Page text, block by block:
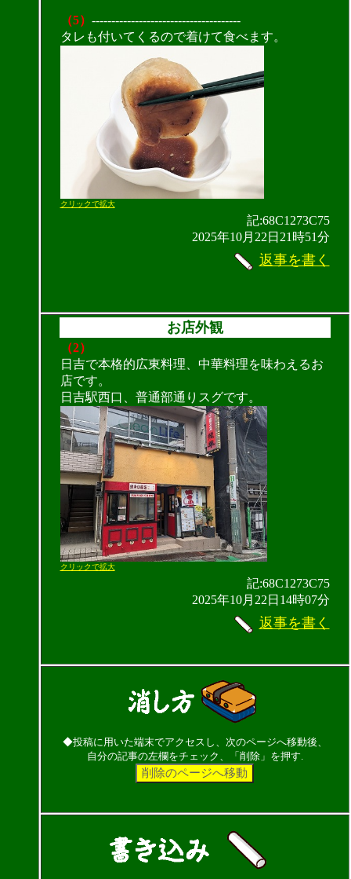
（5） --------------------------------------
タレも付いてくるので着けて食べます。
クリックで拡大
記:68C1273C75
2025年10月22日21時51分
返事を書く
お店外観
（2）
日吉で本格的広東料理、中華料理を味わえるお
店です。
日吉駅西口、普通部通りスグです。
クリックで拡大
記:68C1273C75
2025年10月22日14時07分
返事を書く
◆投稿に用いた端末でアクセスし、次のページへ移動後、
自分の記事の左欄をチェック、「削除」を押す.